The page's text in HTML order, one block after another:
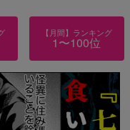
【月間】ランキング
1〜100位